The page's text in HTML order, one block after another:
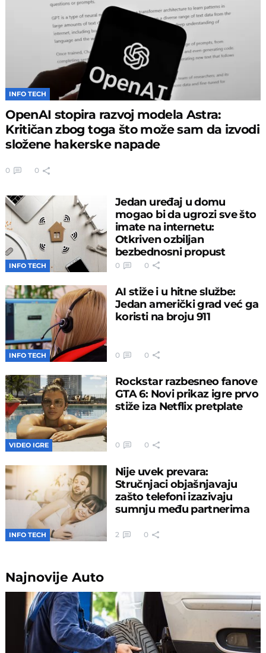
INFO TECH
OpenAI stopira razvoj modela Astra:
Kritičan zbog toga što može sam da izvodi
složene hakerske napade
0 0
INFO TECH
Jedan uređaj u domu
mogao bi da ugrozi sve što
imate na internetu:
Otkriven ozbiljan
bezbednosni propust
0 0
INFO TECH
AI stiže i u hitne službe:
Jedan američki grad već ga
koristi na broju 911
0 0
VIDEO IGRE
Rockstar razbesneo fanove
GTA 6: Novi prikaz igre prvo
stiže iza Netflix pretplate
0 0
INFO TECH
Nije uvek prevara:
Stručnjaci objašnjavaju
zašto telefoni izazivaju
sumnju među partnerima
2 0
NajnovijeAuto